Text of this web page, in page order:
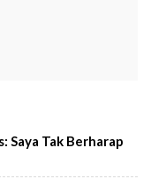
Saya Tak Berharap